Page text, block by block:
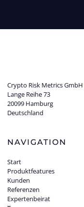
Crypto Risk Metrics GmbH
Lange Reihe 73
20099 Hamburg
Deutschland
NAVIGATION
Start
Produktfeatures
Kunden
Referenzen
Expertenbeirat